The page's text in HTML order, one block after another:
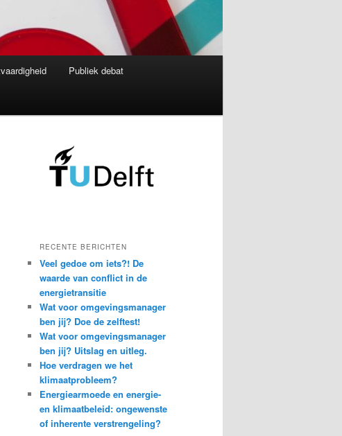
Publiek debat
RECENTE BERICHTEN
Veel gedoe om iets?! De
waarde van conflict in de
energietransitie
Wat voor omgevingsmanager
ben jij? Doe de zelftest!
Wat voor omgevingsmanager
ben jij? Uitslag en uitleg.
Hoe verdragen we het
klimaatprobleem?
Energiearmoede en energie-
en klimaatbeleid: ongewenste
of inherente verstrengeling?